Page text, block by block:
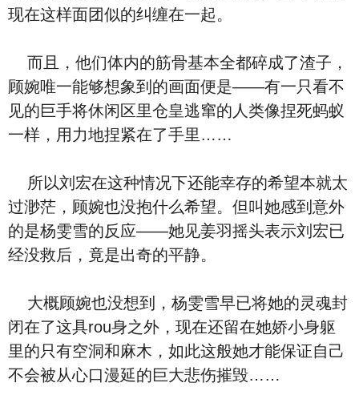
现在这样面团似的纠缠在一起。
而且，他们体内的筋骨基本全都碎成了渣子，
顾婉唯一能够想象到的画面便是——有一只看不
见的巨手将休闲区里仓皇逃窜的人类像捏死蚂蚁
一样，用力地捏紧在了手里……
所以刘宏在这种情况下还能幸存的希望本就太
过渺茫，顾婉也没抱什么希望。但叫她感到意外
的是杨雯雪的反应——她见姜羽摇头表示刘宏已
经没救后，竟是出奇的平静。
大概顾婉也没想到，杨雯雪早已将她的灵魂封
闭在了这具rou身之外，现在还留在她娇小身躯
里的只有空洞和麻木，如此这般她才能保证自己
不会被从心口漫延的巨大悲伤摧毁……